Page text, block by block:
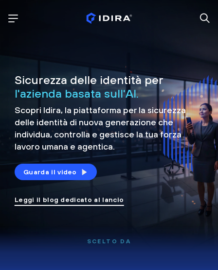
Sicurezza delle identità per
l'azienda basata sull'AI.
Scopri Idira, la piattaforma per la sicurezza
delle identità di nuova generazione che
individua, controlla e gestisce la tua forza
lavoro umana e agentica.
Guarda il video
Leggi il blog dedicato al lancio
SCELTO DA